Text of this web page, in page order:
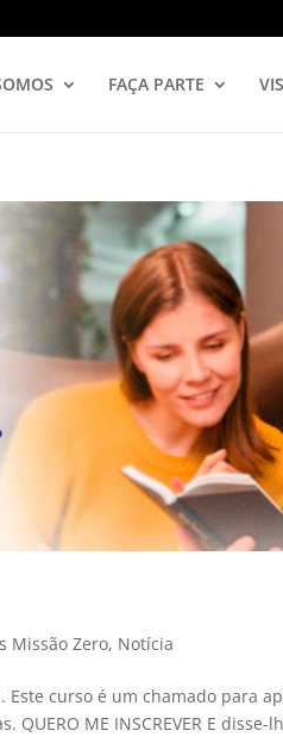
FAÇA PARTE
Missão Zero, Notícia
Este curso é um chamado para
ME INSCREVER E disse-